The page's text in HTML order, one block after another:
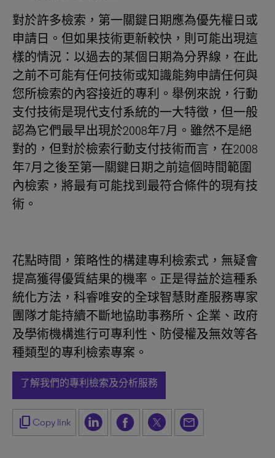
對於許多檢索，第一關鍵日期應為優先權日或
申請日。但如果技術更新較快，則可能出現這
樣的情況：以過去的某個日期為分界線，在此
之前不可能有任何技術或知識能夠申請任何與
您所檢索的內容接近的專利。舉例來說，行動
支付技術是現代支付系統的一大特徵，但一般
認為它們最早出現於2008年7月。雖然不是絕
對的，但對於檢索行動支付技術而言，在2008
年7月之後至第一關鍵日期之前這個時間範圍
內檢索，將最有可能找到最符合條件的現有技
術。
花點時間，策略性的構建專利檢索式，無疑會
提高獲得優質結果的機率。正是得益於這種系
統化方法，科睿唯安的全球智慧財產服務專家
團隊才能持續不斷地協助事務所、企業、政府
及學術機構進行可專利性、防侵權及無效等各
種類型的專利檢索專案。
了解我們的專利檢索及分析服務
content_copy Copy link